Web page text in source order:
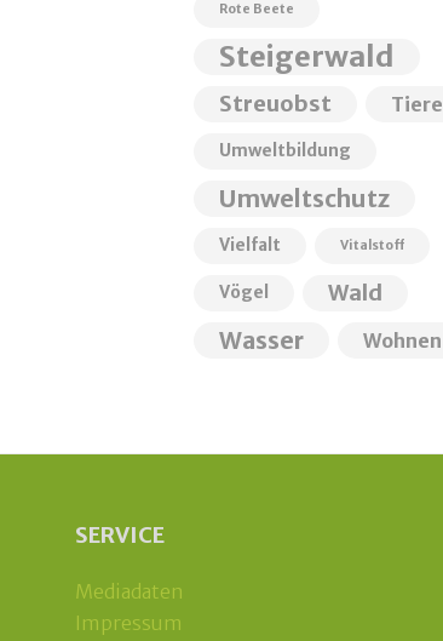
Rote Beete
Steigerwald
Streuobst Tiere
Umweltbildung
Umweltschutz
Vielfalt Vitalstoff
Vögel Wald
Wasser Wohnen
SERVICE
Mediadaten
Impressum